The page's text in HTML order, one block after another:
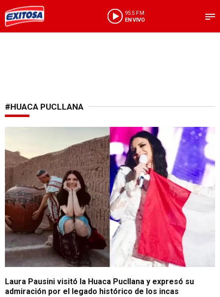
95.5 FM
EN VIVO
#HUACA PUCLLANA
Laura Pausini visitó la Huaca Pucllana y expresó su
admiración por el legado histórico de los incas